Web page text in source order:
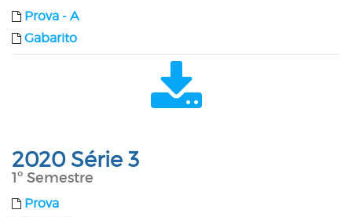
Prova - A
Gabarito
2020 Série 3
1º Semestre
Prova